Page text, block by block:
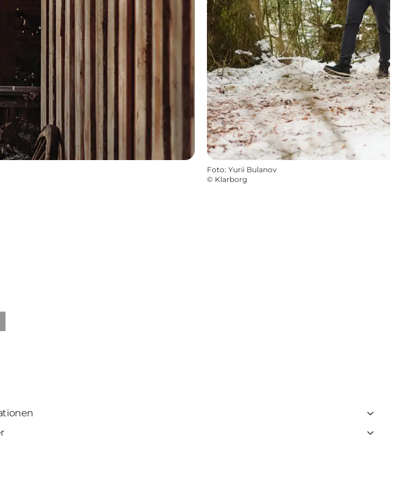
Foto: Yurii Bulanov
© Klarborg